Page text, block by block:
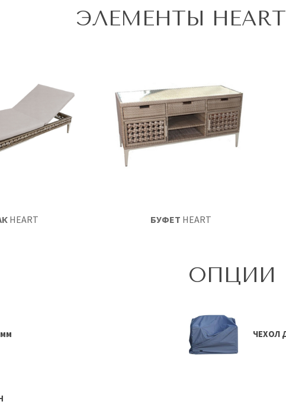
ЭЛЕМЕНТЫ HEART
БУФЕТ HEART
HEART
мм
ОПЦИИ
ЧЕХОЛ